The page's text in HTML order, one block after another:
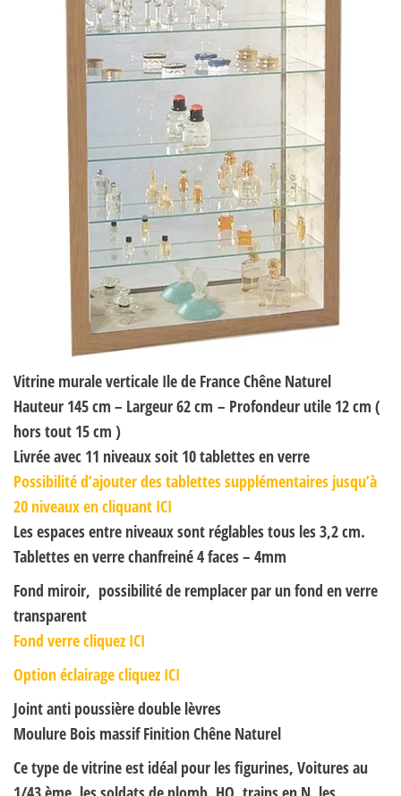
Vitrine murale verticale Ile de France Chêne Naturel
Hauteur 145 cm – Largeur 62 cm – Profondeur utile 12 cm (
hors tout 15 cm )
Livrée avec 11 niveaux soit 10 tablettes en verre
Possibilité d’ajouter des tablettes supplémentaires jusqu’à
20 niveaux en cliquant ICI
Les espaces entre niveaux sont réglables tous les 3,2 cm.
Tablettes en verre chanfreiné 4 faces – 4mm
Fond miroir, possibilité de remplacer par un fond en verre
transparent
Fond verre cliquez ICI
Option éclairage cliquez ICI
Joint anti poussière double lèvres
Moulure Bois massif Finition Chêne Naturel
Ce type de vitrine est idéal pour les figurines, Voitures au